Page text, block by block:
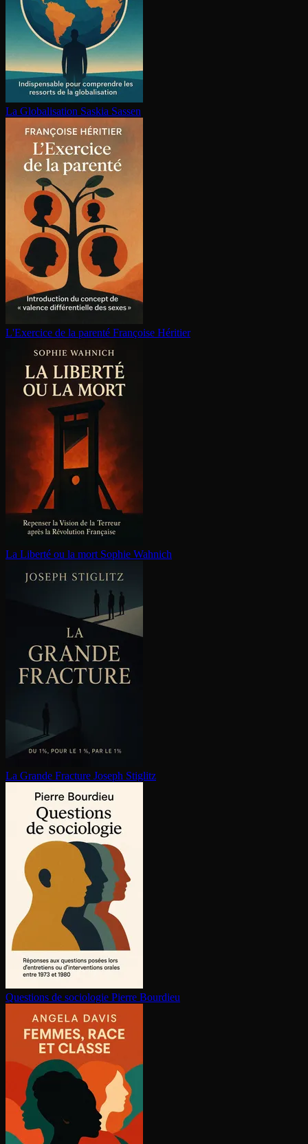
La Glo­ba­li­sa­tion Saskia Sassen
L'Exercice de la parenté Françoise Héritier
La Liberté ou la mort Sophie Wahnich
La Grande Fracture Joseph Stiglitz
Questions de sociologie Pierre Bourdieu